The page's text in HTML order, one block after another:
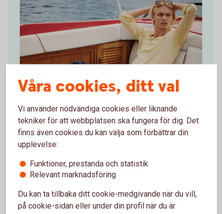
30 % på The Resort Co
Upptäck The Resort Co stiliga semesterplagg
Kollektionerna erbjuder pikétröjor, t-shirts, skjortor,
badbyxor, solglasögon och andra accessoarer.
Våra cookies, ditt val
Vi använder nödvändiga cookies eller liknande
tekniker för att webbplatsen ska fungera för dig. Det
finns även cookies du kan välja som förbättrar din
upplevelse:
Funktioner, prestanda och statistik
Relevant marknadsföring
Du kan ta tillbaka ditt cookie-medgivande när du vill,
på cookie-sidan eller under din profil när du är